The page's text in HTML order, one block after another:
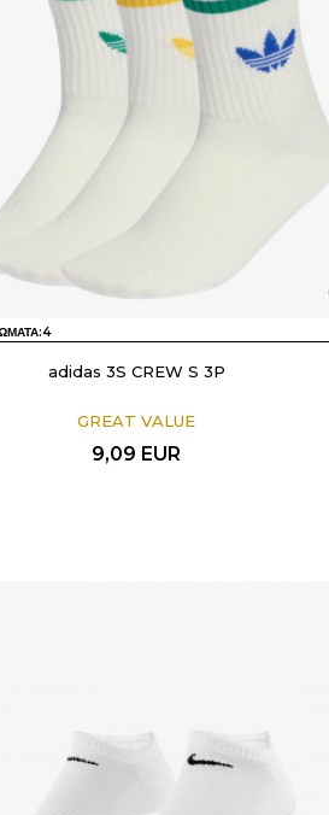
4
adidas 3S CREW S 3P
GREAT VALUE
9,09 EUR